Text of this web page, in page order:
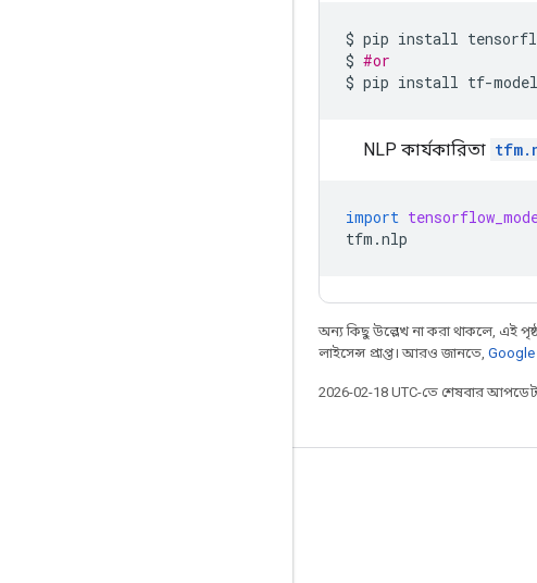
$ pip install
$ #or
$ pip install tf-
NLP কার্যকারিতা
import
tfm .nlp
অন্য কিছু উল্লেখ না করা থাকলে, এই
লাইসেন্স প্রাপ্ত। আরও জানতে, Google
2026-02-18 UTC-তে শেষবার আপডেট